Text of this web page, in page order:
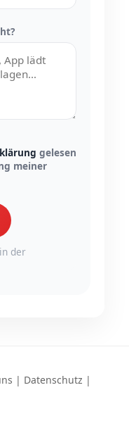
gelesen
meiner
der
| Datenschutz |